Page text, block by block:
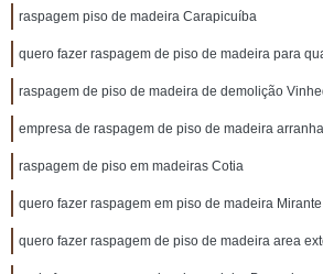
raspagem piso de madeira Carapicuíba
quero fazer raspagem de piso de madeira para
raspagem de piso de madeira de demolição
empresa de raspagem de piso de madeira
raspagem de piso em madeiras Cotia
quero fazer raspagem em piso de madeira
quero fazer raspagem de piso de madeira area